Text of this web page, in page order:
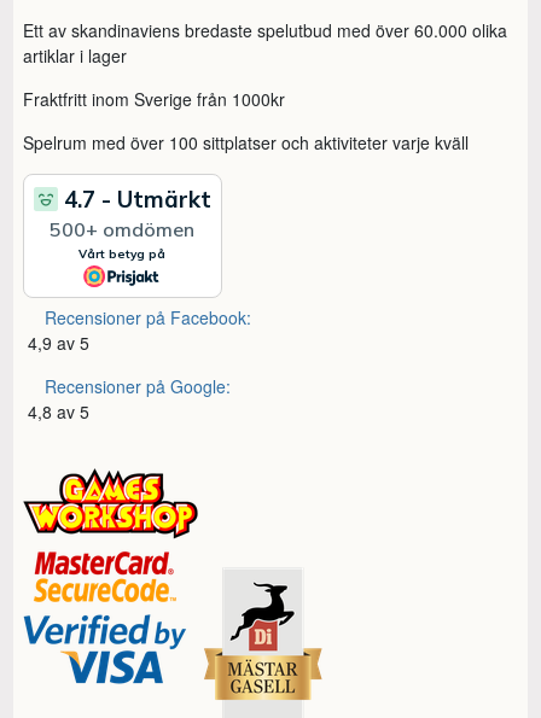
Ett av skandinaviens bredaste spelutbud med över 60.000 olika
artiklar i lager
Fraktfritt inom Sverige från 1000kr
Spelrum med över 100 sittplatser och aktiviteter varje kväll
Recensioner på Facebook:
4,9 av 5
Recensioner på Google:
4,8 av 5